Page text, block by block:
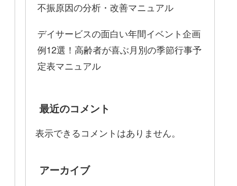
不振原因の分析・改善マニュアル
デイサービスの面白い年間イベント企画
例12選！高齢者が喜ぶ月別の季節行事予
定表マニュアル
最近のコメント
表示できるコメントはありません。
アーカイブ